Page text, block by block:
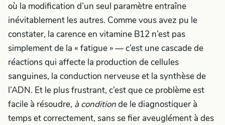
où la modification d’un seul paramètre entraîne
inévitablement les autres. Comme vous avez pu le
constater, la carence en vitamine B12 n’est pas
simplement de la « fatigue » — c’est une cascade de
réactions qui affecte la production de cellules
sanguines, la conduction nerveuse et la synthèse de
l’ADN. Et le plus frustrant, c’est que ce problème est
facile à résoudre, à conditionde le diagnostiquer à
temps et correctement, sans se fier aveuglément à des